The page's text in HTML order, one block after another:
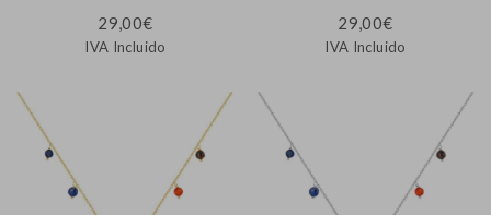
29,00€
IVA Incluido
29,00€
IVA Incluido